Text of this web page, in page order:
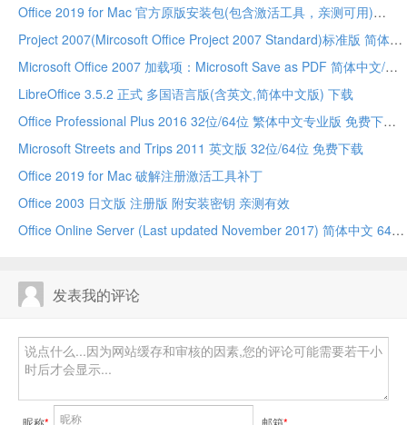
Office 2019 for Mac 官方原版安装包(包含激活工具，亲测可用)
Project 2007(Mircosoft Office Project 2007 Standard)标准版 简体中文 免费下载
Microsoft Office 2007 加载项：Microsoft Save as PDF 简体中文/英文版 下载
LibreOffice 3.5.2 正式 多国语言版(含英文,简体中文版) 下载
Office Professional Plus 2016 32位/64位 繁体中文专业版 免费下载
Microsoft Streets and Trips 2011 英文版 32位/64位 免费下载
Office 2019 for Mac 破解注册激活工具补丁
Office 2003 日文版 注册版 附安装密钥 亲测有效
Office Online Server (Last updated November 2017) 简体中文 64位 免费下载
发表我的评论
昵称* 邮箱*